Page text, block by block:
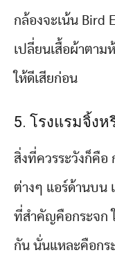
กล้องจะเน้น Bird
เปลี่ยนเสื้อผ้าตาม
ให้ดีเสียก่อน
5. โรงแรมจิ้งห
สิ่งที่ควรระวังก็คื
ต่างๆ แอร์ด้านบน
ที่สำคัญคือกระจก
กัน นั่นแหละคือกร